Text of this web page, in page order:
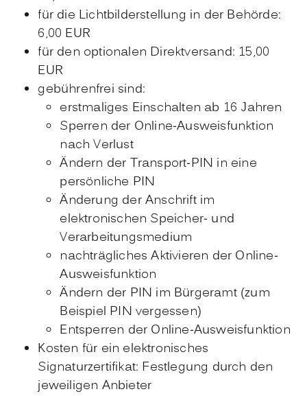
für die Lichtbilderstellung in der Behörde:
6,00 EUR
für den optionalen Direktversand: 15,00
EUR
gebührenfrei sind:
erstmaliges Einschalten ab 16 Jahren
Sperren der Online-Ausweisfunktion
nach Verlust
Ändern der Transport-PIN in eine
persönliche PIN
Änderung der Anschrift im
elektronischen Speicher- und
Verarbeitungsmedium
nachträgliches Aktivieren der Online-
Ausweisfunktion
Ändern der PIN im Bürgeramt (zum
Beispiel PIN vergessen)
Entsperren der Online-Ausweisfunktion
Kosten für ein elektronisches
Signaturzertifikat: Festlegung durch den
jeweiligen Anbieter